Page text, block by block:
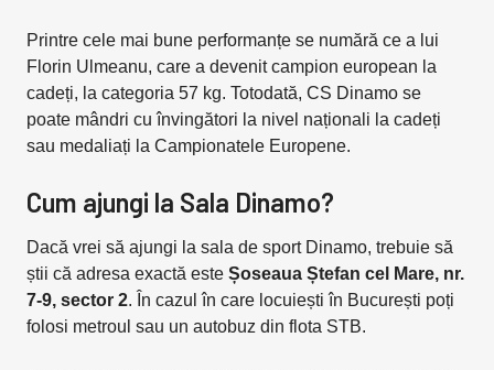
Printre cele mai bune performanțe se numără ce a lui
Florin Ulmeanu, care a devenit campion european la
cadeți, la categoria 57 kg. Totodată, CS Dinamo se
poate mândri cu învingători la nivel naționali la cadeți
sau medaliați la Campionatele Europene.
Cum ajungi la Sala Dinamo?
Dacă vrei să ajungi la sala de sport Dinamo, trebuie să
știi că adresa exactă este Șoseaua Ștefan cel Mare, nr.
7-9, sector 2. În cazul în care locuiești în București poți
folosi metroul sau un autobuz din flota STB.